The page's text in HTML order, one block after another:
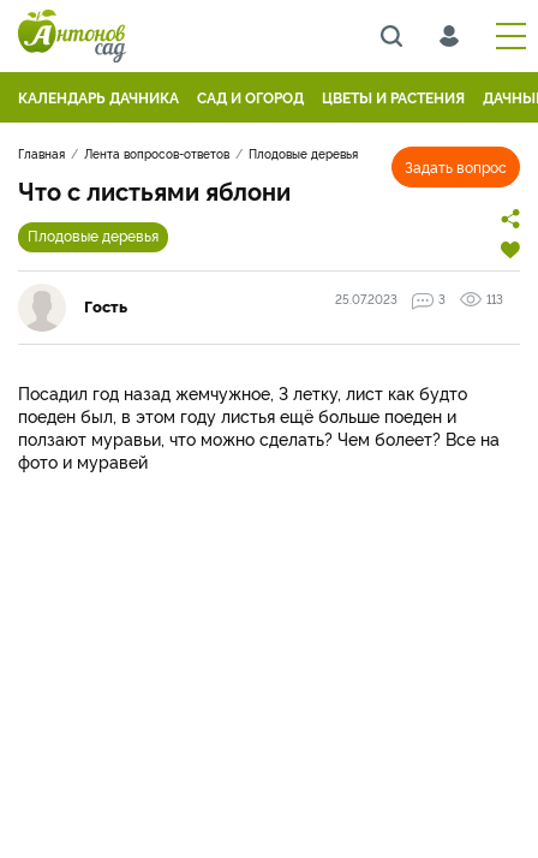
КАЛЕНДАРЬ ДАЧНИКА САД И ОГОРОД ЦВЕТЫ И РАСТЕНИЯ
Задать вопрос
Главная Лента вопросов-ответов Плодовые деревья
Что с листьями яблони
Плодовые деревья
Гость 25.07.2023 3 113
Посадил год назад жемчужное, 3 летку, лист как будто
поеден был, в этом году листья ещё больше поеден и
ползают муравьи, что можно сделать? Чем болеет? Все на
фото и муравей